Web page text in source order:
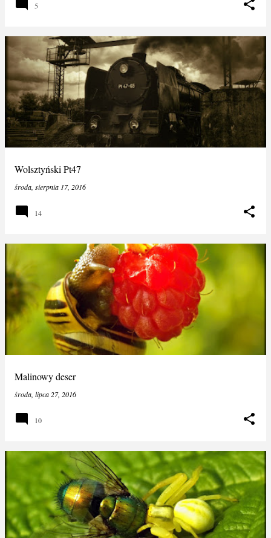
5
Wolsztyński Pt47
środa, sierpnia 17, 2016
14
Malinowy deser
środa, lipca 27, 2016
10